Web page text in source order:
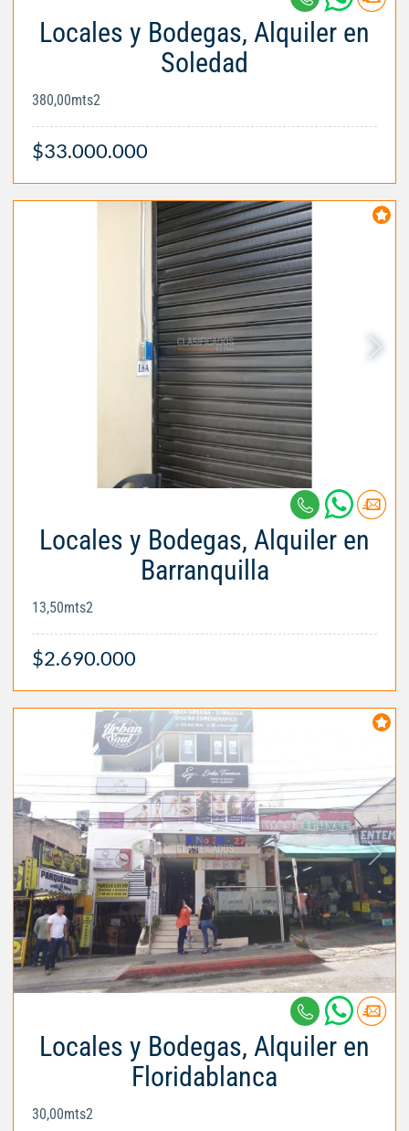
Locales y Bodegas, Alquiler en
Soledad
380,00mts2
$33.000.000
Locales y Bodegas, Alquiler en
Barranquilla
13,50mts2
$2.690.000
Locales y Bodegas, Alquiler en
Floridablanca
30,00mts2